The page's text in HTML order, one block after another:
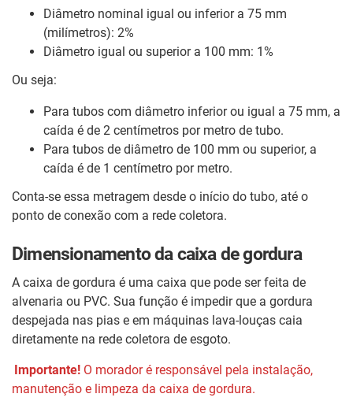
Diâmetro nominal igual ou inferior a 75 mm
(milímetros): 2%
Diâmetro igual ou superior a 100 mm: 1%
Ou seja:
Para tubos com diâmetro inferior ou igual a 75 mm, a
caída é de 2 centímetros por metro de tubo.
Para tubos de diâmetro de 100 mm ou superior, a
caída é de 1 centímetro por metro.
Conta-se essa metragem desde o início do tubo, até o
ponto de conexão com a rede coletora.
Dimensionamento da caixa de gordura
A caixa de gordura é uma caixa que pode ser feita de
alvenaria ou PVC. Sua função é impedir que a gordura
despejada nas pias e em máquinas lava-louças caia
diretamente na rede coletora de esgoto.
Importante! O morador é responsável pela instalação,
manutenção e limpeza da caixa de gordura.